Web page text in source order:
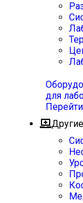
для
Перейти
Другие